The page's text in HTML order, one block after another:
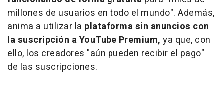
millones de usuarios en todo el mundo". Además,
anima a utilizar la plataforma sin anuncios con
la suscripción a YouTube Premium, ya que, con
ello, los creadores "aún pueden recibir el pago"
de las suscripciones.